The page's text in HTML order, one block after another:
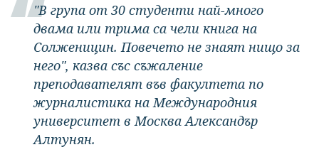
"В група от 30 студенти най-много
двама или трима са чели книга на
Солженицин. Повечето не знаят нищо за
него", казва със съжаление
преподавателят във факултета по
журналистика на Международния
университет в Москва Александър
Алтунян.